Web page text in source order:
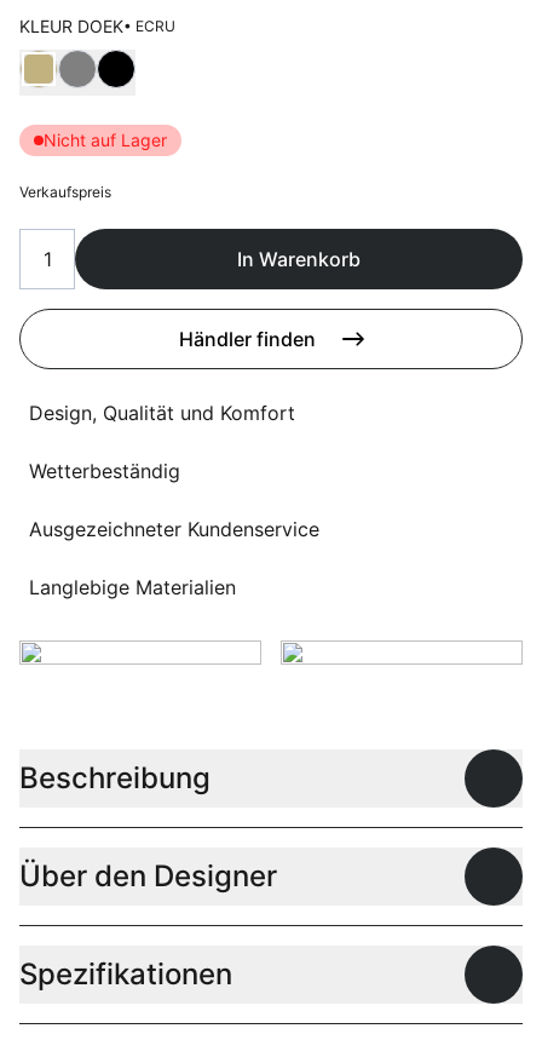
KLEUR DOEK• ECRU
Wählen Kleur doek
Nicht auf Lager
Verkaufspreis
In Warenkorb
Händler finden
Design, Qualität und Komfort
Wetterbeständig
Ausgezeichneter Kundenservice
Langlebige Materialien
Beschreibung
Über den Designer
Spezifikationen